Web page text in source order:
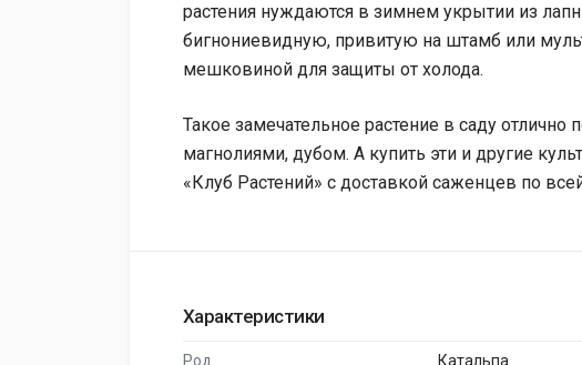
растения нуждаются в зимнем укрытии из
бигнониевидную, привитую на штамб или
мешковиной для защиты от холода.
Такое замечательное растение в саду
магнолиями, дубом. А купить эти и другие
«Клуб Растений» с доставкой саженцев по
Характеристики
Род Катальпа